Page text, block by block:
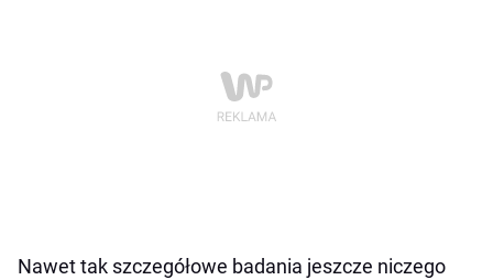
Nawet tak szczegółowe badania jeszcze niczego